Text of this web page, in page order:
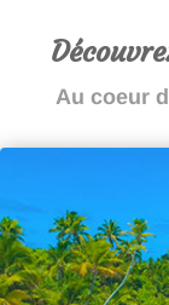
Au coeur